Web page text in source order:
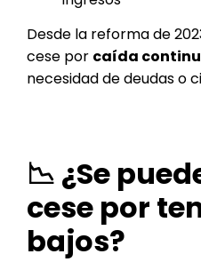
Desde la reforma de
cese por caída
necesidad de deudas o
📉 ¿Se
cese por
bajos?